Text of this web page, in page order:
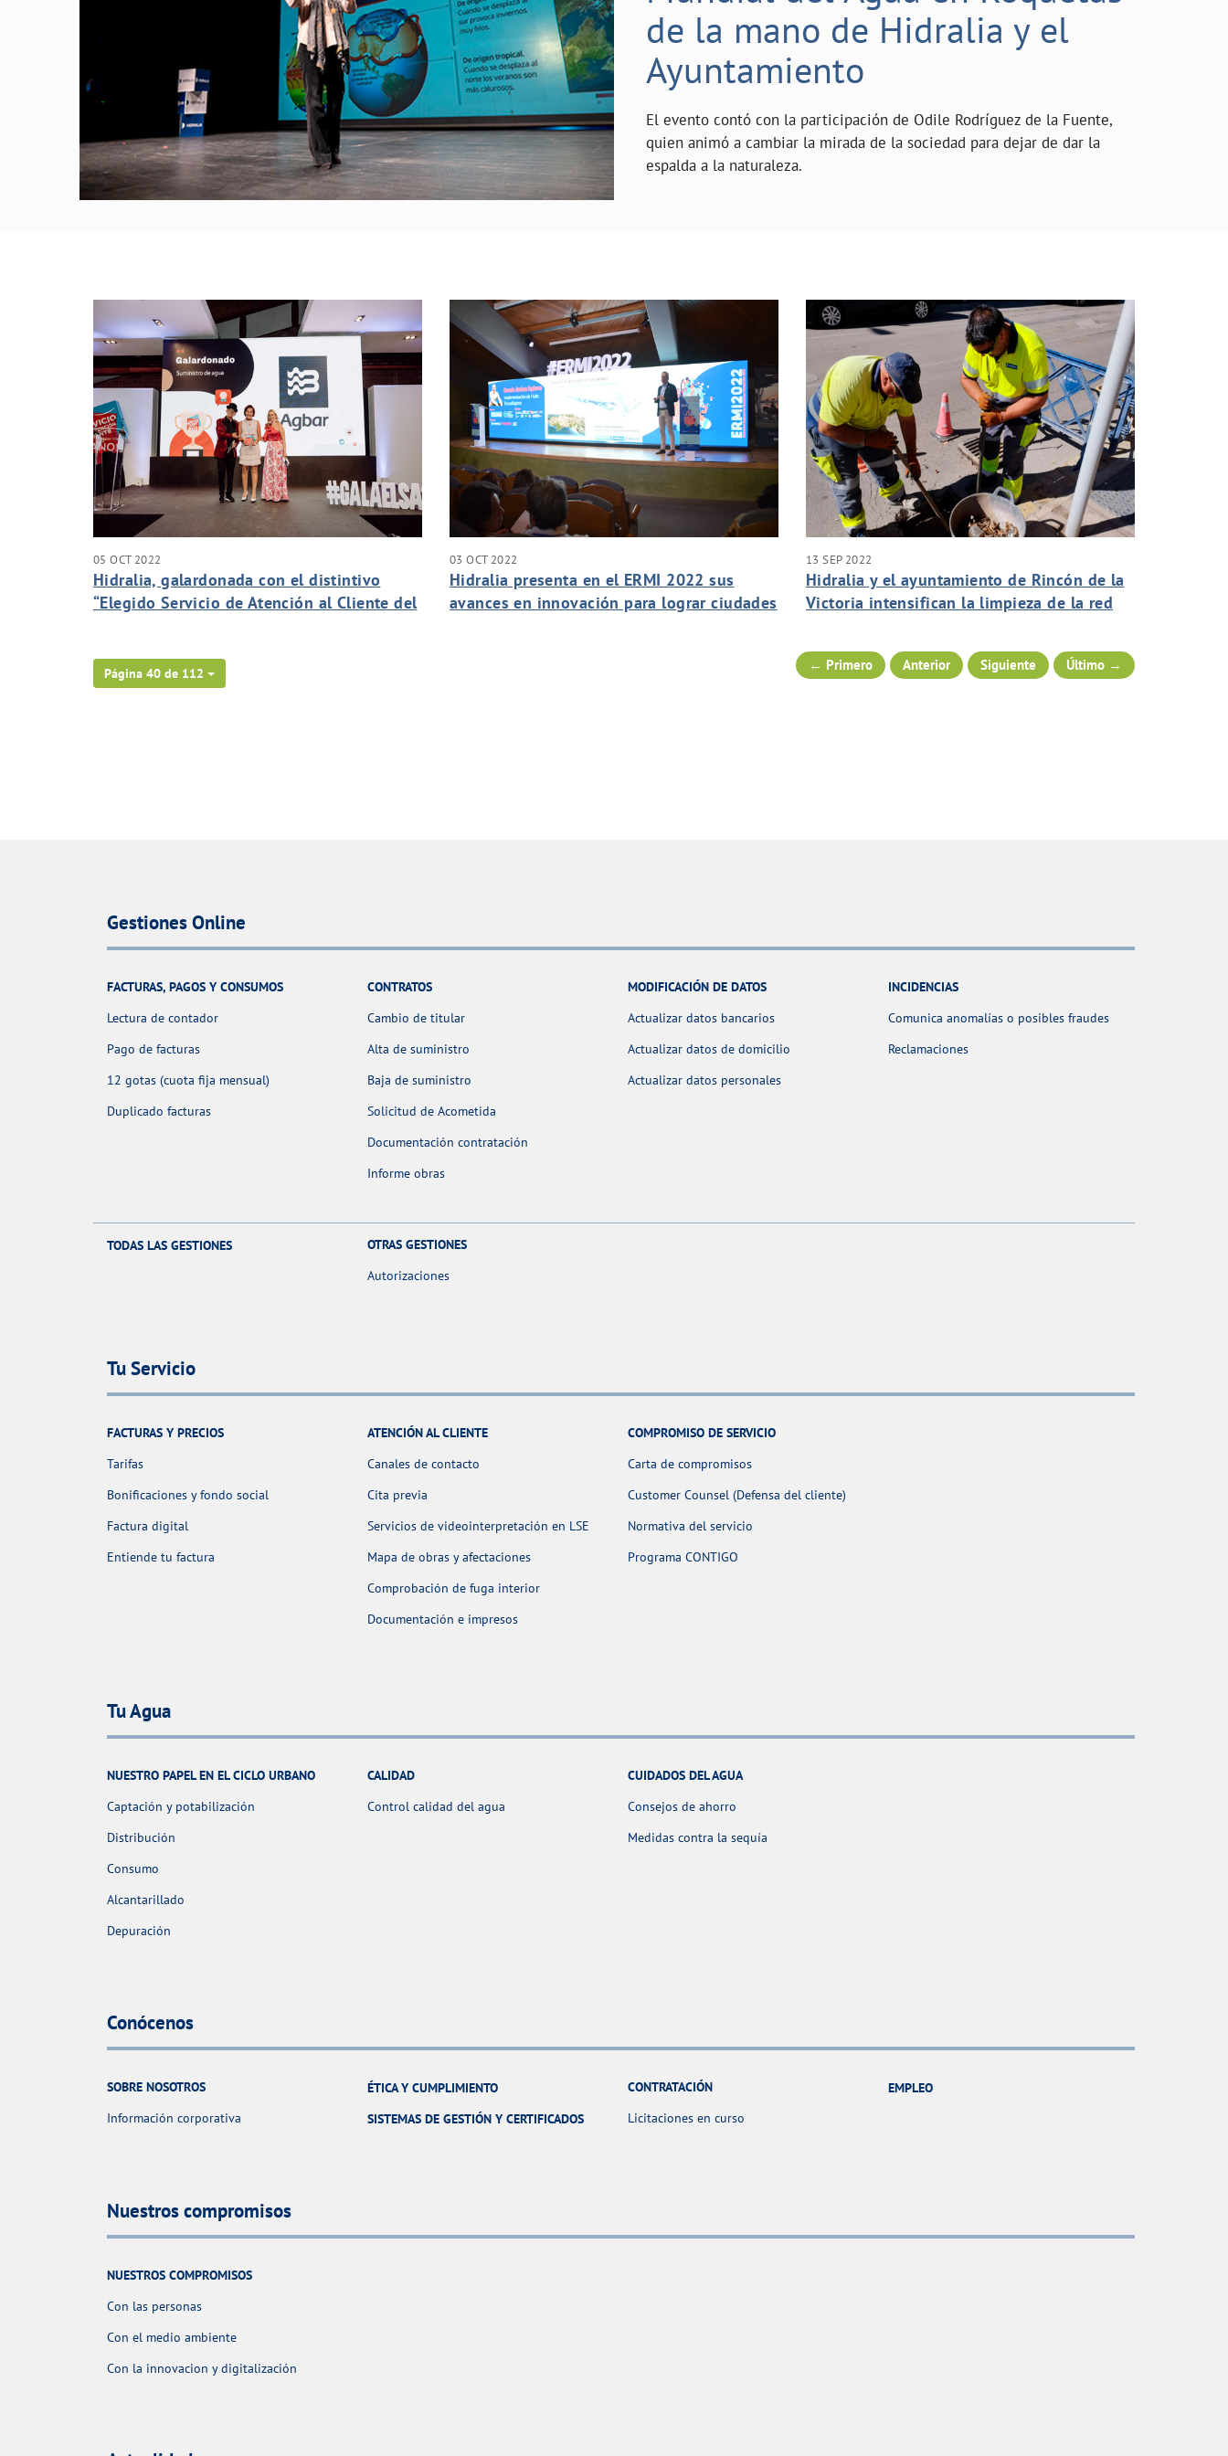
de la mano de Hidralia y el
Ayuntamiento
El evento contó con la participación de Odile Rodríguez de la Fuente,
quien animó a cambiar la mirada de la sociedad para dejar de dar la
espalda a la naturaleza.
05 OCT 2022
Hidralia, galardonada con el distintivo
“Elegido Servicio de Atención al Cliente del
03 OCT 2022
Hidralia presenta en el ERMI 2022 sus
avances en innovación para lograr ciudades
13 SEP 2022
Hidralia y el ayuntamiento de Rincón de la
Victoria intensifican la limpieza de la red
las lluvias otoñales
Página 40 de 112
← Primero Anterior Siguiente Último →
Gestiones Online
FACTURAS, PAGOS Y CONSUMOS
Lectura de contador
Pago de facturas
12 gotas (cuota fija mensual)
Duplicado facturas
CONTRATOS
Cambio de titular
Alta de suministro
Baja de suministro
Solicitud de Acometida
Documentación contratación
Informe obras
MODIFICACIÓN DE DATOS
Actualizar datos bancarios
Actualizar datos de domicilio
Actualizar datos personales
INCIDENCIAS
Comunica anomalías o posibles fraudes
Reclamaciones
TODAS LAS GESTIONES
OTRAS GESTIONES
Autorizaciones
Tu Servicio
FACTURAS Y PRECIOS
Tarifas
Bonificaciones y fondo social
Factura digital
Entiende tu factura
ATENCIÓN AL CLIENTE
Canales de contacto
Cita previa
Servicios de videointerpretación en LSE
Mapa de obras y afectaciones
Comprobación de fuga interior
Documentación e impresos
COMPROMISO DE SERVICIO
Carta de compromisos
Customer Counsel (Defensa del cliente)
Normativa del servicio
Programa CONTIGO
Tu Agua
NUESTRO PAPEL EN EL CICLO URBANO
Captación y potabilización
Distribución
Consumo
Alcantarillado
Depuración
CALIDAD
Control calidad del agua
CUIDADOS DEL AGUA
Consejos de ahorro
Medidas contra la sequía
Conócenos
SOBRE NOSOTROS
Información corporativa
ÉTICA Y CUMPLIMIENTO
SISTEMAS DE GESTIÓN Y CERTIFICADOS
CONTRATACIÓN
Licitaciones en curso
EMPLEO
Nuestros compromisos
NUESTROS COMPROMISOS
Con las personas
Con el medio ambiente
Con la innovacion y digitalización